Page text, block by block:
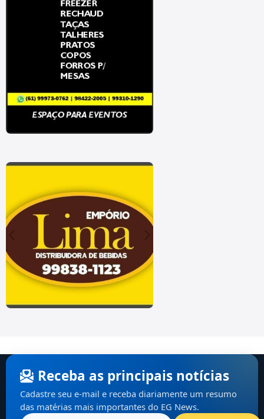
Receba as principais notícias
Cadastre seu e-mail e receba diariamente um resumo
das matérias mais importantes do EG News.